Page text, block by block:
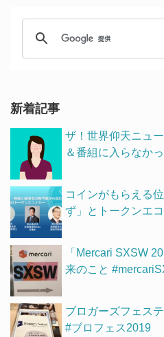
新着記事
ザ！世界仰天ニュ
＆番組に入らなか
コインがもらえる
ず」とトークンエ
「Mercari SXSW
来のこと
ブロガーズフェス
#ブロフェス2019